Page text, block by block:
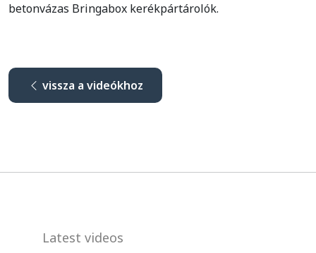
betonvázas Bringabox kerékpártárolók.
vissza a videókhoz
Latest videos